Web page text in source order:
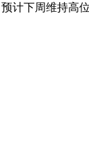
计下周维持